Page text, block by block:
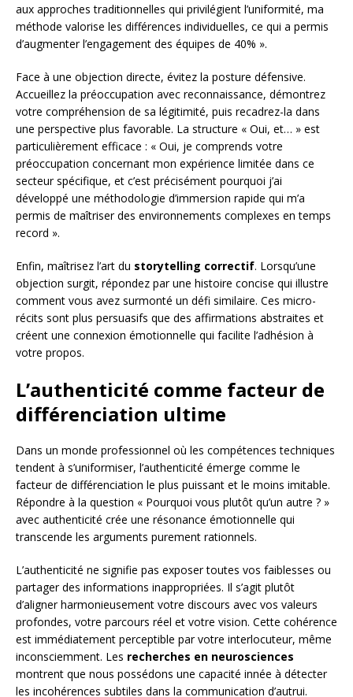
aux approches traditionnelles qui privilégient l’uniformité, ma
méthode valorise les différences individuelles, ce qui a permis
d’augmenter l’engagement des équipes de 40% ».
Face à une objection directe, évitez la posture défensive.
Accueillez la préoccupation avec reconnaissance, démontrez
votre compréhension de sa légitimité, puis recadrez-la dans
une perspective plus favorable. La structure « Oui, et… » est
particulièrement efficace : « Oui, je comprends votre
préoccupation concernant mon expérience limitée dans ce
secteur spécifique, et c’est précisément pourquoi j’ai
développé une méthodologie d’immersion rapide qui m’a
permis de maîtriser des environnements complexes en temps
record ».
Enfin, maîtrisez l’art du storytelling correctif. Lorsqu’une
objection surgit, répondez par une histoire concise qui illustre
comment vous avez surmonté un défi similaire. Ces micro-
récits sont plus persuasifs que des affirmations abstraites et
créent une connexion émotionnelle qui facilite l’adhésion à
votre propos.
L’authenticité comme facteur de
différenciation ultime
Dans un monde professionnel où les compétences techniques
tendent à s’uniformiser, l’authenticité émerge comme le
facteur de différenciation le plus puissant et le moins imitable.
Répondre à la question « Pourquoi vous plutôt qu’un autre ? »
avec authenticité crée une résonance émotionnelle qui
transcende les arguments purement rationnels.
L’authenticité ne signifie pas exposer toutes vos faiblesses ou
partager des informations inappropriées. Il s’agit plutôt
d’aligner harmonieusement votre discours avec vos valeurs
profondes, votre parcours réel et votre vision. Cette cohérence
est immédiatement perceptible par votre interlocuteur, même
inconsciemment. Les recherches en neurosciences
montrent que nous possédons une capacité innée à détecter
les incohérences subtiles dans la communication d’autrui.